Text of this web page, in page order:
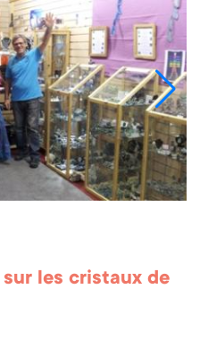
les cristaux de